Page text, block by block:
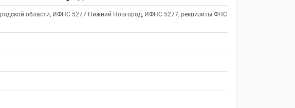
области, ИФНС 5277 Нижний Новгород, ИФНС 5277, реквизиты ФНС